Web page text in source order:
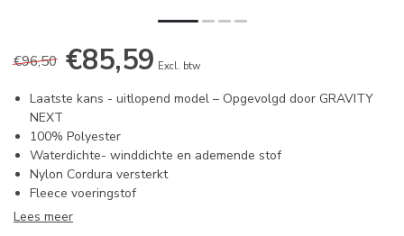
€96,50 €85,59 Excl. btw
Laatste kans - uitlopend model – Opgevolgd door GRAVITY
NEXT
100% Polyester
Waterdichte- winddichte en ademende stof
Nylon Cordura versterkt
Fleece voeringstof
Lees meer